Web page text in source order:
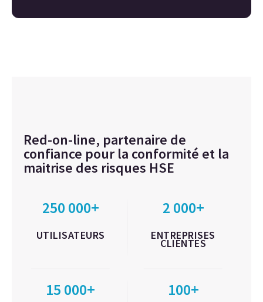
Red-on-line, partenaire de
confiance pour la conformité et la
maitrise des risques HSE
250 000+
UTILISATEURS
2 000+
ENTREPRISES
CLIENTES
15 000+ 100+